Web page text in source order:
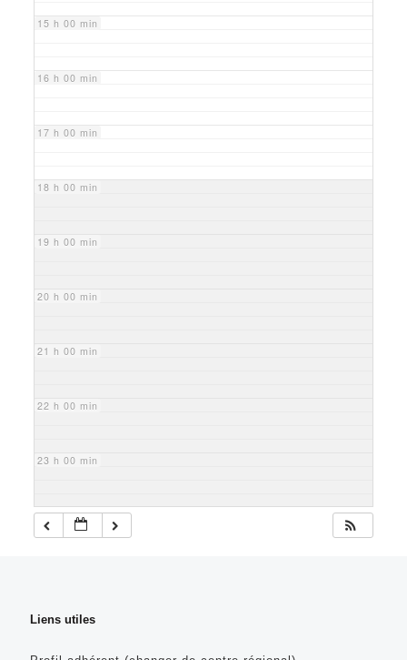
15 h 00 min
16 h 00 min
17 h 00 min
18 h 00 min
19 h 00 min
20 h 00 min
21 h 00 min
22 h 00 min
23 h 00 min
Liens utiles